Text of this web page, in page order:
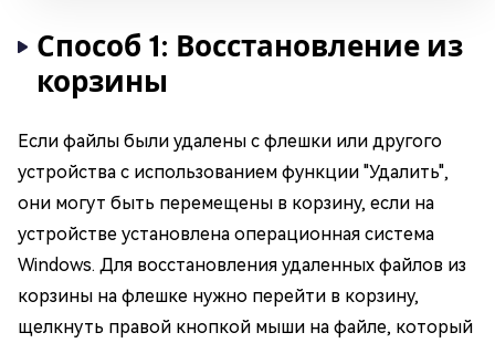
Способ 1: Восстановление из
корзины
Если файлы были удалены с флешки или другого
устройства с использованием функции "Удалить",
они могут быть перемещены в корзину, если на
устройстве установлена операционная система
Windows. Для восстановления удаленных файлов из
корзины на флешке нужно перейти в корзину,
щелкнуть правой кнопкой мыши на файле, который